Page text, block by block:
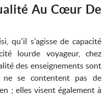
Au Cœur De
qu'il s'agisse de capacité
lourde voyageur, chez
des enseignements sont
ne se contentent pas de
; elles visent également à